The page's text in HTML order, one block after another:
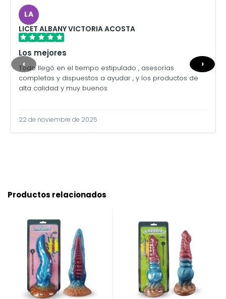
LA
LICET ALBANY VICTORIA ACOSTA
Los mejores
Todo llegó en el tiempo estipulado , asesorías
completas y dispuestos a ayudar , y los productos de
alta calidad y muy buenos
22 de noviembre de 2025
‹ ›
Productos relacionados